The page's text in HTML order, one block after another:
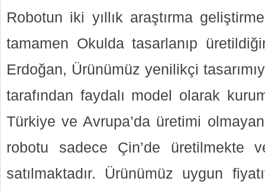
Robotun iki yıllık araştırma
tamamen Okulda tasarlanıp
Erdoğan, Ürünümüz yenilikçi
tarafından faydalı model olarak
Türkiye ve Avrupa’da üretimi
robotu sadece Çin’de üretilmekte
satılmaktadır. Ürünümüz uygun